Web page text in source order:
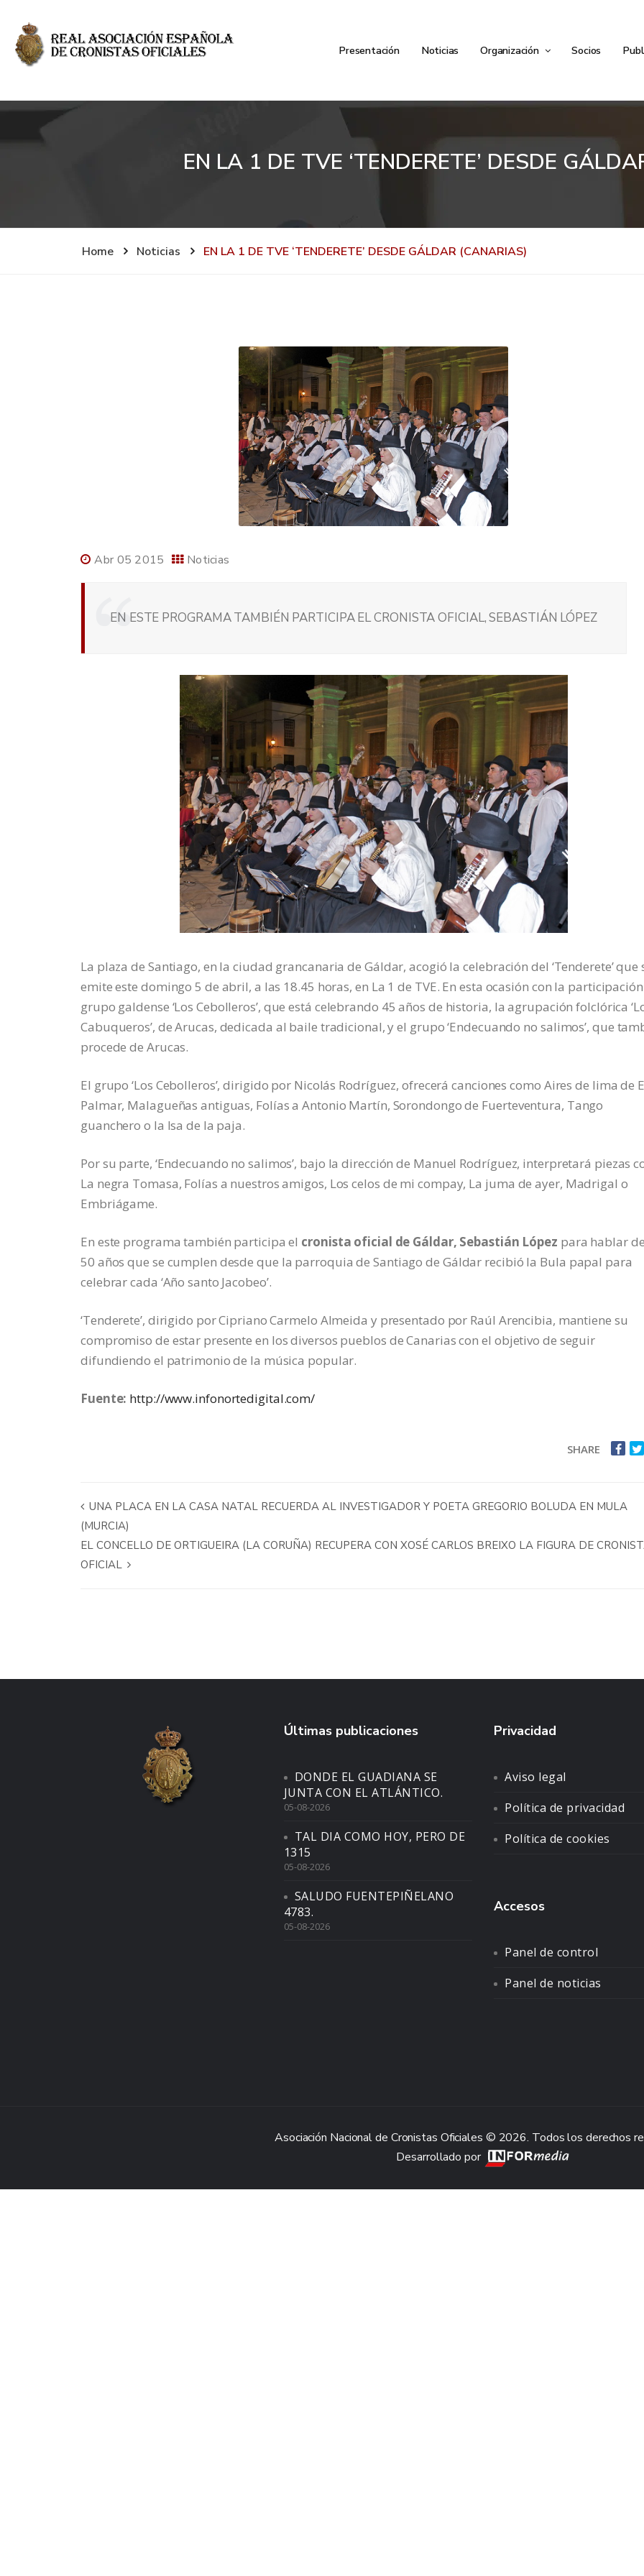
Presentación Noticias Organización Socios
EN LA 1 DE TVE ‘TENDERETE’ DESDE
Home Noticias EN LA 1 DE TVE ‘TENDERETE’ DESDE GÁLDAR (CANARIAS)
Abr 05 2015 Noticias
EN ESTE PROGRAMA TAMBIÉN PARTICIPA EL CRONISTA OFICIAL, SEBASTIÁN LÓPEZ
La plaza de Santiago, en la ciudad grancanaria de Gáldar, acogió la celebración del ‘Tenderete’ que
emite este domingo 5 de abril, a las 18.45 horas, en La 1 de TVE. En esta ocasión con la
grupo galdense ‘Los Cebolleros’, que está celebrando 45 años de historia, la agrupación folclórica
Cabuqueros’, de Arucas, dedicada al baile tradicional, y el grupo ‘Endecuando no salimos’, que
procede de Arucas.
El grupo ‘Los Cebolleros’, dirigido por Nicolás Rodríguez, ofrecerá canciones como Aires de lima de
Palmar, Malagueñas antiguas, Folías a Antonio Martín, Sorondongo de Fuerteventura, Tango
guanchero o la Isa de la paja.
Por su parte, ‘Endecuando no salimos’, bajo la dirección de Manuel Rodríguez, interpretará piezas
La negra Tomasa, Folías a nuestros amigos, Los celos de mi compay, La juma de ayer, Madrigal o
Embriágame.
En este programa también participa el cronista oficial de Gáldar, Sebastián López para hablar
50 años que se cumplen desde que la parroquia de Santiago de Gáldar recibió la Bula papal para
celebrar cada ‘Año santo Jacobeo’.
‘Tenderete’, dirigido por Cipriano Carmelo Almeida y presentado por Raúl Arencibia, mantiene su
compromiso de estar presente en los diversos pueblos de Canarias con el objetivo de seguir
difundiendo el patrimonio de la música popular.
Fuente: http://www.infonortedigital.com/
SHARE
UNA PLACA EN LA CASA NATAL RECUERDA AL INVESTIGADOR Y POETA GREGORIO BOLUDA EN MULA
(MURCIA)
EL CONCELLO DE ORTIGUEIRA (LA CORUÑA) RECUPERA CON XOSÉ CARLOS BREIXO LA FIGURA DE
OFICIAL
Últimas publicaciones
DONDE EL GUADIANA SE
JUNTA CON EL ATLÁNTICO.
05-08-2026
TAL DIA COMO HOY, PERO DE
1315
05-08-2026
SALUDO FUENTEPIÑELANO
4783.
05-08-2026
Privacidad
Aviso legal
Política de privacidad
Política de cookies
Accesos
Panel de control
Panel de noticias
Asociación Nacional de Cronistas Oficiales © 2026. Todos los derechos
Desarrollado por